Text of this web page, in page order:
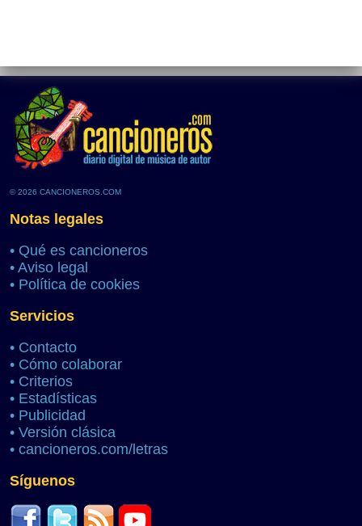
© 2026 CANCIONEROS.COM
Notas legales
• Qué es cancioneros
• Aviso legal
• Política de cookies
Servicios
• Contacto
• Cómo colaborar
• Criterios
• Estadísticas
• Publicidad
• Versión clásica
• cancioneros.com/letras
Síguenos